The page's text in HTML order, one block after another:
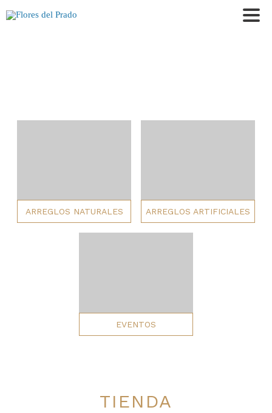
ARREGLOS NATURALES ARREGLOS ARTIFICIALES
EVENTOS
TIENDA